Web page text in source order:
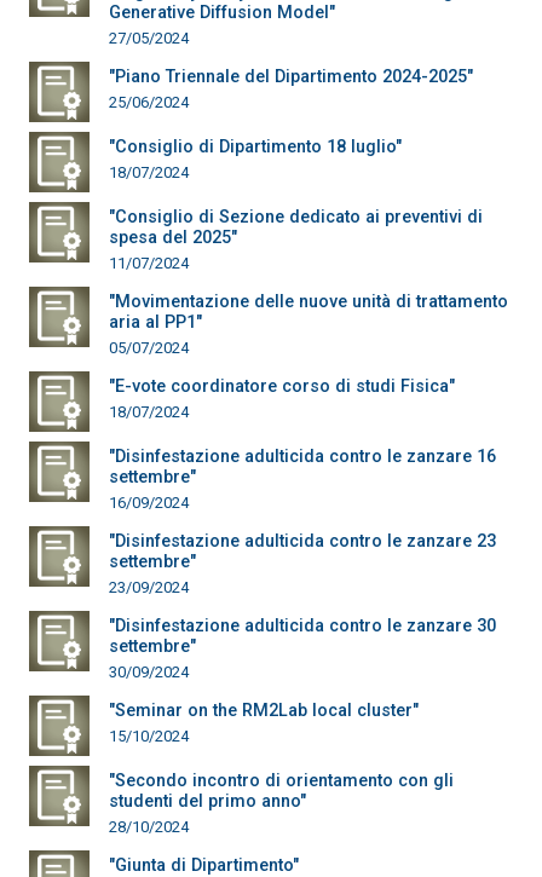
Generative Diffusion Model"
27/05/2024
"Piano Triennale del Dipartimento 2024-2025"
25/06/2024
"Consiglio di Dipartimento 18 luglio"
18/07/2024
"Consiglio di Sezione dedicato ai preventivi di
spesa del 2025"
11/07/2024
"Movimentazione delle nuove unità di trattamento
aria al PP1"
05/07/2024
"E-vote coordinatore corso di studi Fisica"
18/07/2024
"Disinfestazione adulticida contro le zanzare 16
settembre"
16/09/2024
"Disinfestazione adulticida contro le zanzare 23
settembre"
23/09/2024
"Disinfestazione adulticida contro le zanzare 30
settembre"
30/09/2024
"Seminar on the RM2Lab local cluster"
15/10/2024
"Secondo incontro di orientamento con gli
studenti del primo anno"
28/10/2024
"Giunta di Dipartimento"